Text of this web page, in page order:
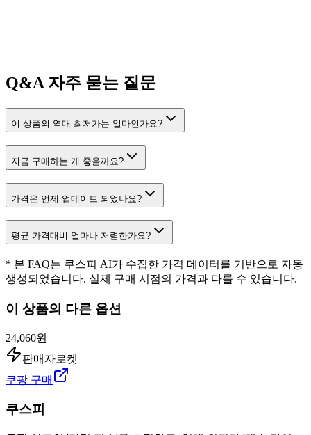
Q&A자주 묻는 질문
이 상품의 역대 최저가는 얼마인가요?
지금 구매하는 게 좋을까요?
가격은 언제 업데이트 되었나요?
평균 가격대비 얼마나 저렴한가요?
* 본 FAQ는 쿠스피 AI가 수집한 가격 데이터를 기반으로 자동
생성되었습니다. 실제 구매 시점의 가격과 다를 수 있습니다.
이 상품의 다른 옵션
24,060원
판매자로켓
쿠팡 구매
쿠스피